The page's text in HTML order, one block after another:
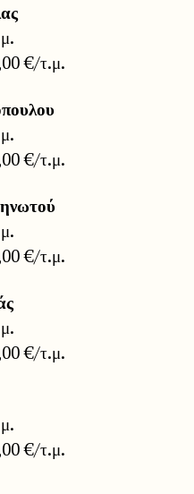
€/τ.μ.
€/τ.μ.
€/τ.μ.
€/τ.μ.
€/τ.μ.